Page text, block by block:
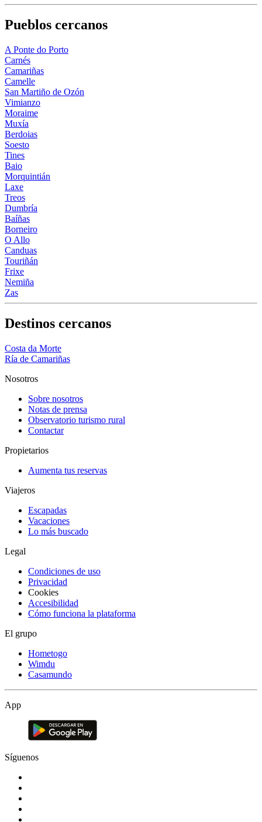
Pueblos cercanos
A Ponte do Porto
Carnés
Camariñas
Camelle
San Martiño de Ozón
Vimianzo
Moraime
Muxía
Berdoias
Soesto
Tines
Baio
Morquintián
Laxe
Treos
Dumbría
Baíñas
Borneiro
O Allo
Canduas
Touriñán
Frixe
Nemiña
Zas
Destinos cercanos
Costa da Morte
Ría de Camariñas
Nosotros
Sobre nosotros
Notas de prensa
Observatorio turismo rural
Contactar
Propietarios
Aumenta tus reservas
Viajeros
Escapadas
Vacaciones
Lo más buscado
Legal
Condiciones de uso
Privacidad
Cookies
Accesibilidad
Cómo funciona la plataforma
El grupo
Hometogo
Wimdu
Casamundo
App
Síguenos